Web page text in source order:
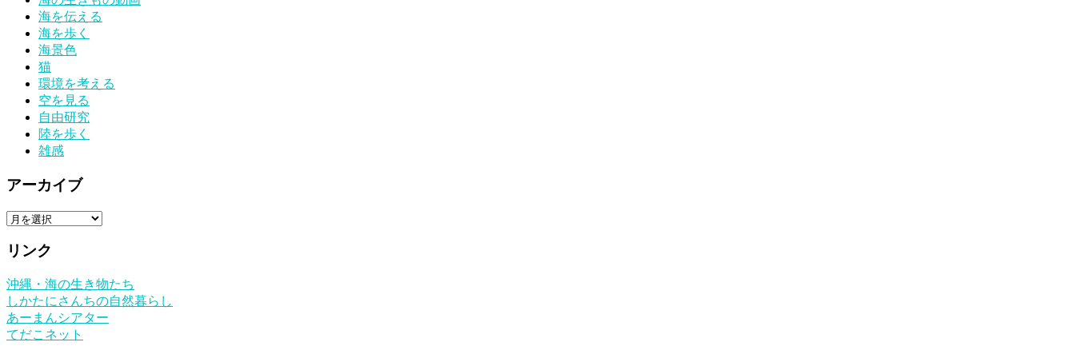
海を伝える
海を歩く
海景色
猫
環境を考える
空を見る
自由研究
陸を歩く
雑感
アーカイブ
ア
カ
ブ
リンク
沖縄・海の生き物たち
しかたにさんちの自然暮らし
あーまんシアター
てだこネット